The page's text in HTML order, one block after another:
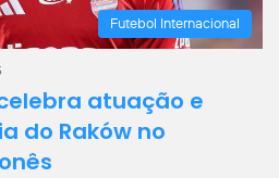
Futebol Internacional
atuação e
do Raków no